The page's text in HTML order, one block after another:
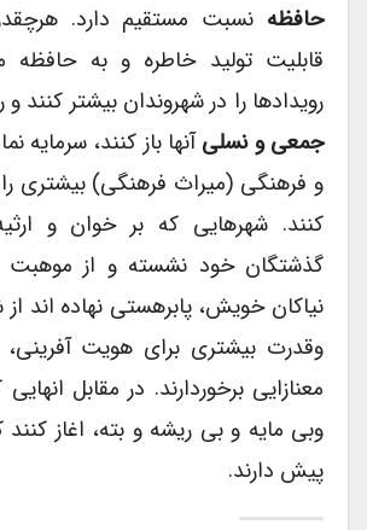
حافظهنسبت مستقیم دارد. هرچقدر
قابلیت تولید خاطره و به حافظه
رویدادها را در شهروندان بیشتر کنند و
جمعی و نسلیآنها باز کنند، سرمایه
و فرهنگی (میراث فرهنگی) بیشتری را
کنند. شهرهایی که بر خوان و
گذشتگان خود نشسته و از موهبت
نیاکان خویش، پابرهستی نهاده اند
وقدرت بیشتری برای هویت آفرینی،
معنازایی برخوردارند. در مقابل انهایی
وبی مایه و بی ریشه و بته، اغاز کنند
پیش دارند.